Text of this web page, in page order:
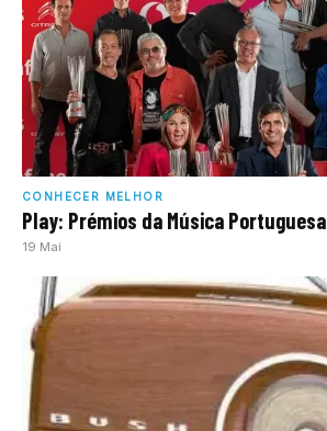
CONHECER MELHOR
Play: Prémios da Música Portuguesa
19 Mai